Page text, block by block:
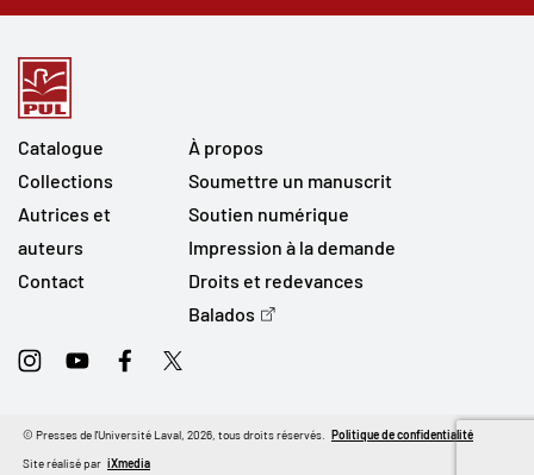
Catalogue
Collections
Autrices et
auteurs
Contact
À propos
Soumettre un manuscrit
Soutien numérique
Impression à la demande
Droits et redevances
Balados
InstagramYoutubeFacebookTwitter
Site réalisé par iXmedia
© Presses de l'Université Laval, 2026, tous droits réservés. Politique de confidentialité